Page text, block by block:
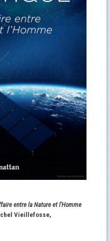
entre la Nature et l'Homme
Vieillefosse,